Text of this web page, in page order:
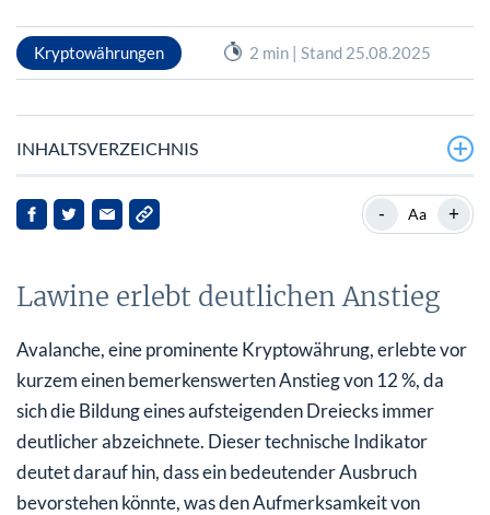
Kryptowährungen 2 min | Stand 25.08.2025
INHALTSVERZEICHNIS
Lawine erlebt deutlichen Anstieg
SpacePay erweist sich als bevorzugte Altcoin für echte
Implikationen für Avalanche und seine Stakeholder
Marktreaktionen und Ausblick
- Aa +
Lawine erlebt deutlichen Anstieg
Avalanche, eine prominente Kryptowährung, erlebte vor
kurzem einen bemerkenswerten Anstieg von 12 %, da
sich die Bildung eines aufsteigenden Dreiecks immer
deutlicher abzeichnete. Dieser technische Indikator
deutet darauf hin, dass ein bedeutender Ausbruch
bevorstehen könnte, was den Aufmerksamkeit von